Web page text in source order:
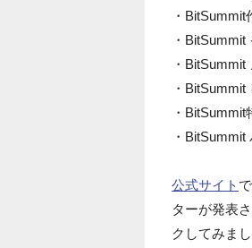
・
・
・
・
・
・
公式サイト
ターが発表
クしてみまし